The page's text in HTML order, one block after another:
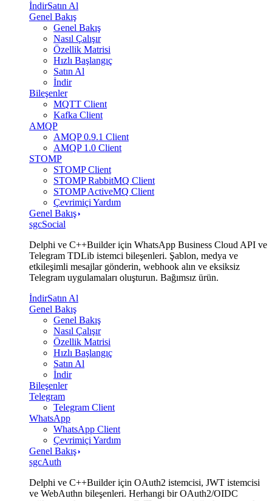
İndirSatın Al
Genel Bakış
Genel Bakış
Nasıl Çalışır
Özellik Matrisi
Hızlı Başlangıç
Satın Al
İndir
Bileşenler
MQTT Client
Kafka Client
AMQP
AMQP 0.9.1 Client
AMQP 1.0 Client
STOMP
STOMP Client
STOMP RabbitMQ Client
STOMP ActiveMQ Client
Çevrimiçi Yardım
Genel Bakış
sgcSocial
Delphi ve C++Builder için WhatsApp Business Cloud API ve
Telegram TDLib istemci bileşenleri. Şablon, medya ve
etkileşimli mesajlar gönderin, webhook alın ve eksiksiz
Telegram uygulamaları oluşturun. Bağımsız ürün.
İndirSatın Al
Genel Bakış
Genel Bakış
Nasıl Çalışır
Özellik Matrisi
Hızlı Başlangıç
Satın Al
İndir
Bileşenler
Telegram
Telegram Client
WhatsApp
WhatsApp Client
Çevrimiçi Yardım
Genel Bakış
sgcAuth
Delphi ve C++Builder için OAuth2 istemcisi, JWT istemcisi
ve WebAuthn bileşenleri. Herhangi bir OAuth2/OIDC